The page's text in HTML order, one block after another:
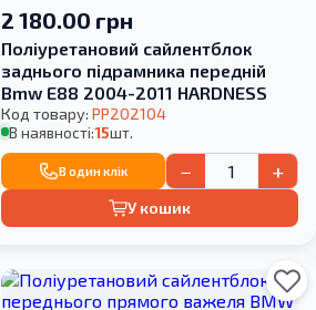
2 180.00 грн
Поліуретановий сайлентблок
заднього підрамника передній
Bmw E88 2004-2011 HARDNESS
Код товару:PP202104
В наявності:15шт.
В один клік − +
У кошик